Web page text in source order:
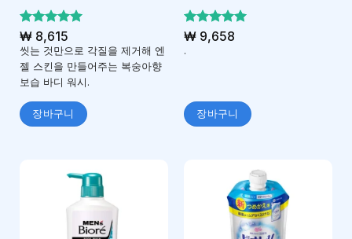
5 중에서
5로 평가
됨
₩8,615
씻는 것만으로 각질을 제거해 엔
젤 스킨을 만들어주는 복숭아향
보습 바디 워시.
장바구니
5 중에서
로 평가
₩9,658
.
장바구니